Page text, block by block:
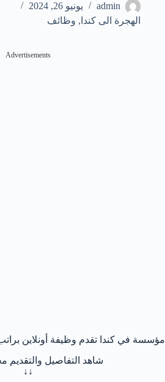
admin
يونيو 26, 2024
الهجرة الى كندا , وظائف
Advertisements
مؤسسة في كندا تقدم وظيفة أونلاين براتب 3240 دولار
شاهد التفاصيل والتقديم
↓↓